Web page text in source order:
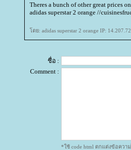
Theres a bunch of other great prices
adidas superstar 2 orange //
ดย: adidas superstar 2 orange IP:
ชื่อ :
Comment :
*ใช้ code html ตกแต่งข้อควา